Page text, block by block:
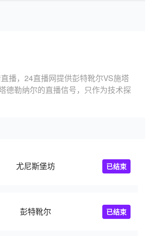
播，24直播网提供彭特靴尔VS施塔
德勒纳尔的直播信号，只作为技术探
尤尼斯堡坊 已结束
彭特靴尔 已结束